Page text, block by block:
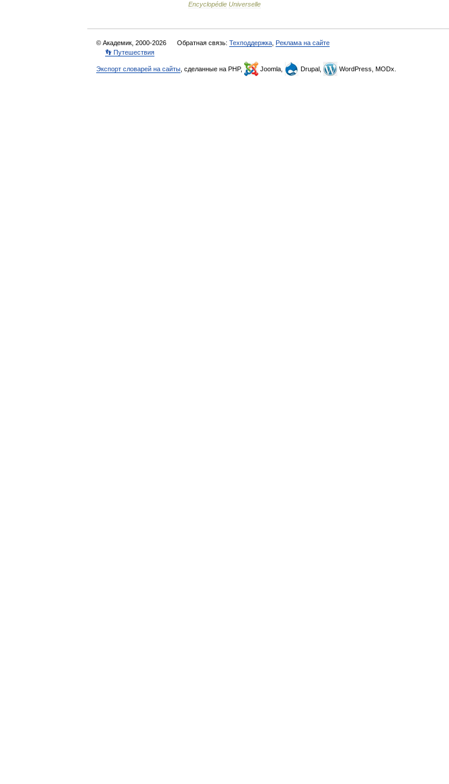
Encyclopédie Universelle
© Академик, 2000-2026 Обратная связь: Техподдержка Реклама на сайте
👣 Путешествия
Экспорт словарей на сайты , сделанные на PHP, Joomla, Drupal, WordPress, MODx.